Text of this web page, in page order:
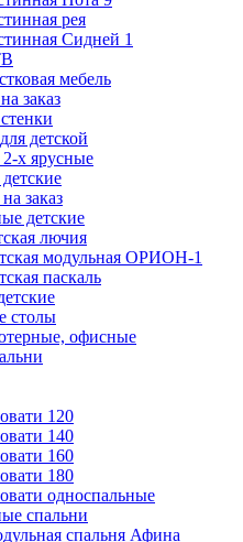
рея
Сидней 1
мебель
заказ
детской
х ярусные
заказ
детские
лючия
модульная ОРИОН-1
паскаль
столы
офисные
120
140
160
180
односпальные
спальни
спальня Афина